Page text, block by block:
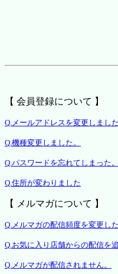
【 会員登録について 】
Q.メールアドレスを変更しました
Q.機種変更しました。
Q.パスワードを忘れてしまった
Q.住所が変わりました
【 メルマガについて 】
Q.メルマガの配信頻度を変更し
Q.お気に入り店舗からの配信を
Q.メルマガが配信されません。